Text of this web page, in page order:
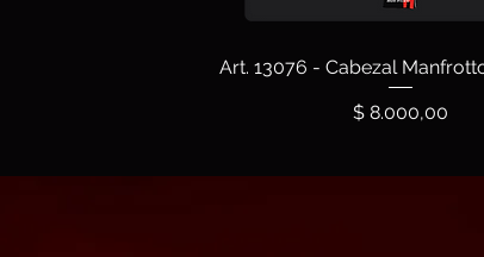
Art. 13076 - Cabezal
Precio
$ 8.000,00